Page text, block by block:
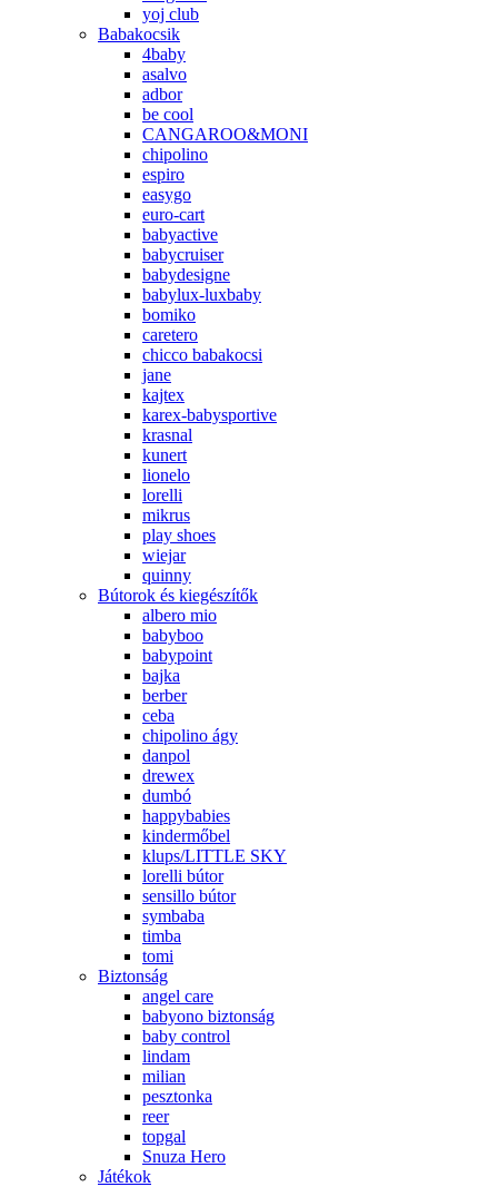
yoj club
Babakocsik
4baby
asalvo
adbor
be cool
CANGAROO&MONI
chipolino
espiro
easygo
euro-cart
babyactive
babycruiser
babydesigne
babylux-luxbaby
bomiko
caretero
chicco babakocsi
jane
kajtex
karex-babysportive
krasnal
kunert
lionelo
lorelli
mikrus
play shoes
wiejar
quinny
Bútorok és kiegészítők
albero mio
babyboo
babypoint
bajka
berber
ceba
chipolino ágy
danpol
drewex
dumbó
happybabies
kindermőbel
klups/LITTLE SKY
lorelli bútor
sensillo bútor
symbaba
timba
tomi
Biztonság
angel care
babyono biztonság
baby control
lindam
milian
pesztonka
reer
topgal
Snuza Hero
Játékok